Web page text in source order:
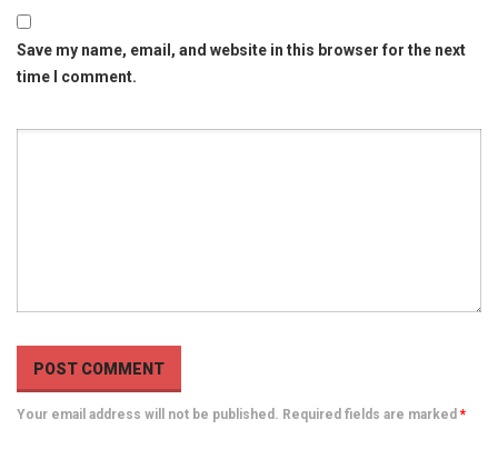
Save my name, email, and website in this browser for the next
time I comment.
Your email address will not be published. Required fields are marked *